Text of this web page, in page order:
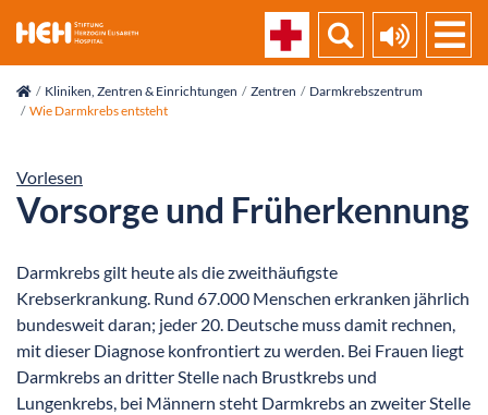
Kliniken, Zentren & Einrichtungen Zentren
Darmkrebszentrum
Wie Darmkrebs entsteht
Vorlesen
Vorsorge und Früherkennung
Darmkrebs gilt heute als die zweithäufigste
Krebserkrankung. Rund 67.000 Menschen erkranken jährlich
bundesweit daran; jeder 20. Deutsche muss damit rechnen,
mit dieser Diagnose konfrontiert zu werden. Bei Frauen liegt
Darmkrebs an dritter Stelle nach Brustkrebs und
Lungenkrebs, bei Männern steht Darmkrebs an zweiter Stelle